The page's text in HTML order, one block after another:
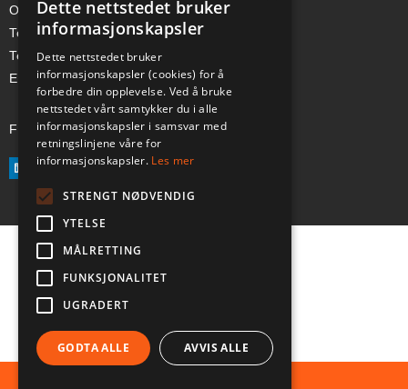
Org-nr: 985 958 203 MVA
Telefon (Nor): +47 334 50 910
Telefon (Swe): +46 70-748 08 19
E-post: sales@a-ss.net
Følg oss på:
Dette nettstedet bruker
informasjonskapsler
Dette nettstedet bruker
informasjonskapsler (cookies) for å
forbedre din opplevelse. Ved å bruke
nettstedet vårt samtykker du i alle
informasjonskapsler i samsvar med
retningslinjene våre for
informasjonskapsler. Les mer
STRENGT NØDVENDIG
YTELSE
MÅLRETTING
FUNKSJONALITET
UGRADERT
GODTA ALLE AVVIS ALLE